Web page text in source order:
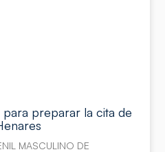
preparar la cita de
MASCULINO DE